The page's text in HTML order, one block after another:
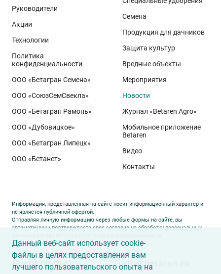
условий Приволжского федерального округа. Они
демонстрируют, что потенциал интенсивного сорта
реализуется при грамотном управлении
технологией: сбалансированном минеральном
питании, эффективной защите растений и точном
относится к новому поколению сортов орловского
биотипа озимой пшеницы. Это достижение
департамента селекции и семеноводства «Щёлково
Агрохим». Ей принадлежит рекорд
полученный в Орловской области в 2025 году.
Ермоловка максимально отзывчива на приёмы
интенсификации. Внесена в Государственный реестр
массивный поникающий колос и высокая
озернённость – до50–80
30у традиционных сортов. Именно такая
архитектура растения позволяет эффективно
использовать высокий агрофон и формировать
урожай, недостижимый для прежних селекционных
Руководители
Акции
Технологии
Политика
конфиденциальности
ООО «Бетагран Семена»
ООО «СоюзСемСвекла»
ООО «Бетагран Рамонь»
ООО «Дубовицкое»
ООО «Бетагран Липецк»
ООО «Бетанет»
Семена
Продукция для дачников
Защита культур
Вредные объекты
Мероприятия
Новости
Журнал «Betaren Agro»
Мобильное приложение
Betaren
Видео
Контакты
Информация, представленная на сайте носит информационный характер и
не является публичной офертой.
Отправляя личную информацию через любые формы на сайте, вы
автоматически подтверждаете свое согласие на обработку персональных
info@betaren.ru
Данный веб-сайт использует cookie-
файлы в целях предоставления вам
лучшего пользовательского опыта на